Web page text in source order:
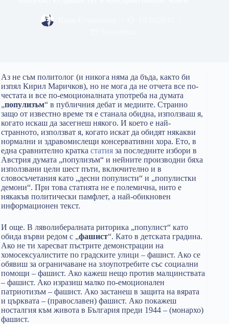
Аз не съм политолог (и никога няма да бъда, както би
изпял Кирил Маричков), но не мога да не отчета все по-
честата и все по-емоционалната употреба на думата
„популизъм“ в публичния дебат и медиите. Странно
защо от известно време тя е станала обидна, използваш я,
когато искаш да засегнеш някого. И което е най-
странното, използват я, когато искат да обидят някакви
нормални и здравомислещи консервативни хора. Ето, в
една сравнително кратка статия за последните избори в
Австрия думата „популизъм“ и нейните производни бяха
използвани цели шест пъти, включително и в
словосъчетания като „десни популисти“ и „популистки
демони“. При това статията не е полемична, нито е
някакъв политически памфлет, а най-обикновен
информационен текст.
И още. В ляволибералната риторика „популист“ като
обида върви редом с „фашист“. Като в детската градина.
Ако не ти харесват пъстрите демонстрации на
хомосексуалистите по градските улици – фашист. Ако се
обявиш за ограничаване на злоупотребите със социални
помощи – фашист. Ако кажеш нещо против малцинствата
– фашист. Ако изразиш малко по-емоционален
патриотизъм – фашист. Ако застанеш в защита на вярата
и църквата – (православен) фашист. Ако покажеш
носталгия към живота в България преди 1944 – (монархо)
фашист.